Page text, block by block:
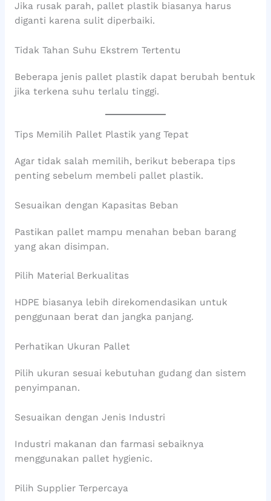
Jika rusak parah, pallet plastik biasanya harus
diganti karena sulit diperbaiki.
Tidak Tahan Suhu Ekstrem Tertentu
Beberapa jenis pallet plastik dapat berubah bentuk
jika terkena suhu terlalu tinggi.
Tips Memilih Pallet Plastik yang Tepat
Agar tidak salah memilih, berikut beberapa tips
penting sebelum membeli pallet plastik.
Sesuaikan dengan Kapasitas Beban
Pastikan pallet mampu menahan beban barang
yang akan disimpan.
Pilih Material Berkualitas
HDPE biasanya lebih direkomendasikan untuk
penggunaan berat dan jangka panjang.
Perhatikan Ukuran Pallet
Pilih ukuran sesuai kebutuhan gudang dan sistem
penyimpanan.
Sesuaikan dengan Jenis Industri
Industri makanan dan farmasi sebaiknya
menggunakan pallet hygienic.
Pilih Supplier Terpercaya